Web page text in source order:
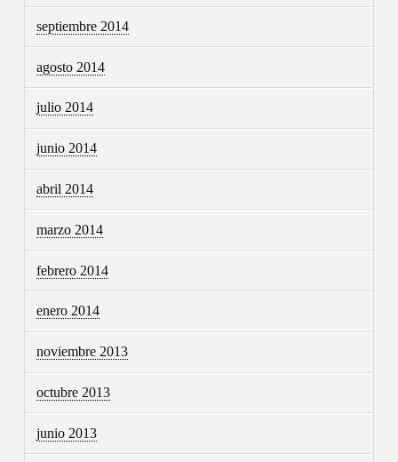
septiembre 2014
agosto 2014
julio 2014
junio 2014
abril 2014
marzo 2014
febrero 2014
enero 2014
noviembre 2013
octubre 2013
junio 2013